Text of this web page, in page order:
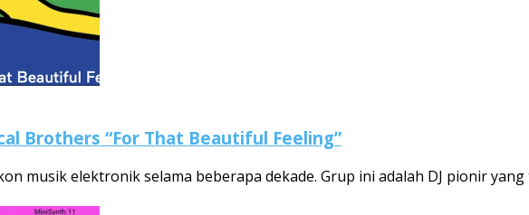
Brothers “For That Beautiful Feeling”
musik elektronik selama beberapa dekade. Grup ini adalah DJ pionir